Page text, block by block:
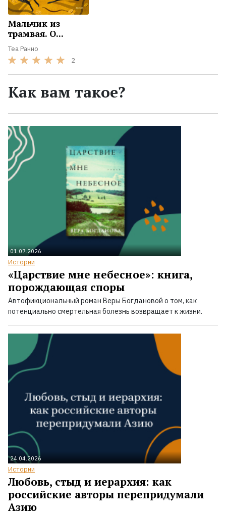
Мальчик из
трамвая. О...
Теа Ранно
2
Как вам такое?
01.07.2026
Истории
«Царствие мне небесное»: книга,
порождающая споры
Автофикциональный роман Веры Богдановой о том, как
потенциально смертельная болезнь возвращает к жизни.
24.04.2026
Истории
Любовь, стыд и иерархия: как
российские авторы перепридумали
Азию